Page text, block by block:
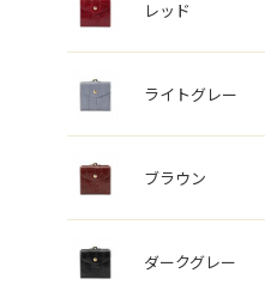
レッド
ライトグレー
ブラウン
ダークグレー